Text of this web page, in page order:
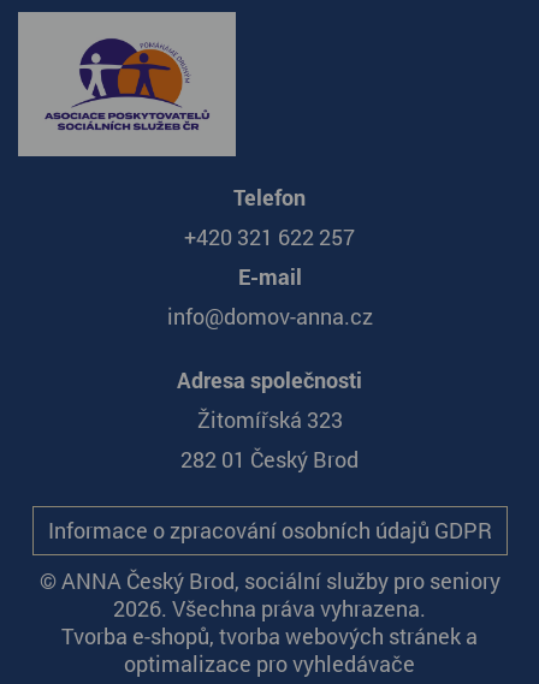
Telefon
+420 321 622 257
E-mail
info@domov-anna.cz
Adresa společnosti
Žitomířská 323
282 01 Český Brod
Informace o zpracování osobních údajů GDPR
© ANNA Český Brod, sociální služby pro seniory
2026. Všechna práva vyhrazena.
Tvorba e-shopů, tvorba webových stránek a
optimalizace pro vyhledávače